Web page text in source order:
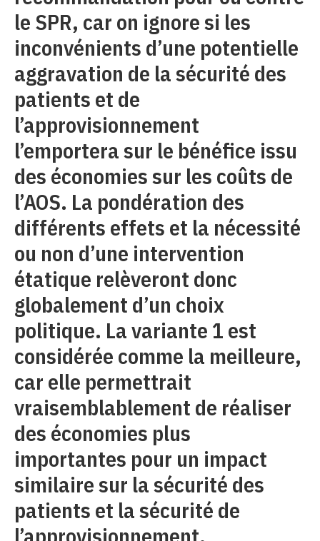
le SPR, car on ignore si les
inconvénients d’une potentielle
aggravation de la sécurité des
patients et de
l’approvisionnement
l’emportera sur le bénéfice issu
des économies sur les coûts de
l’AOS. La pondération des
différents effets et la nécessité
ou non d’une intervention
étatique relèveront donc
globalement d’un choix
politique. La variante 1 est
considérée comme la meilleure,
car elle permettrait
vraisemblablement de réaliser
des économies plus
importantes pour un impact
similaire sur la sécurité des
patients et la sécurité de